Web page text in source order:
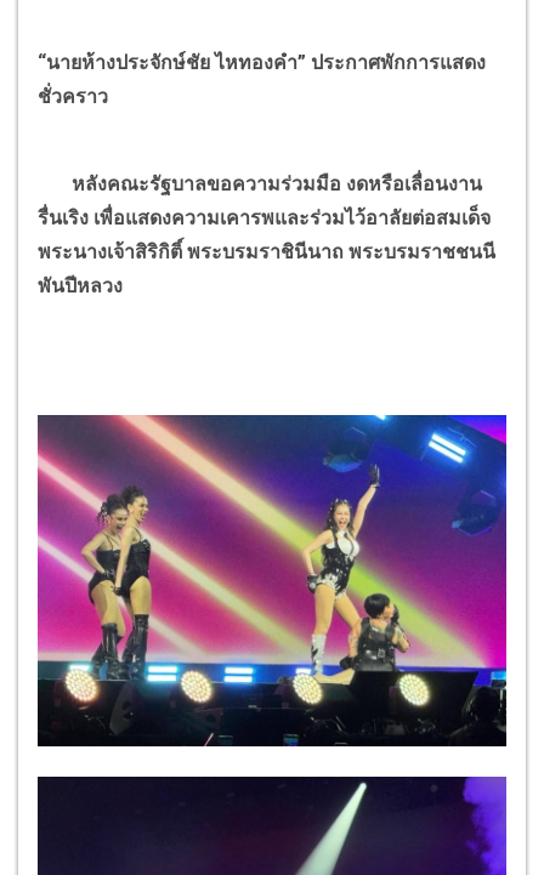
“นายห้างประจักษ์ชัย ไหทองคำ” ประกาศพักการแสดง
ชั่วคราว
หลังคณะรัฐบาลขอความร่วมมือ งดหรือเลื่อนงาน
รื่นเริง เพื่อแสดงความเคารพและร่วมไว้อาลัยต่อสมเด็จ
พระนางเจ้าสิริกิติ์ พระบรมราชินีนาถ พระบรมราชชนนี
พันปีหลวง